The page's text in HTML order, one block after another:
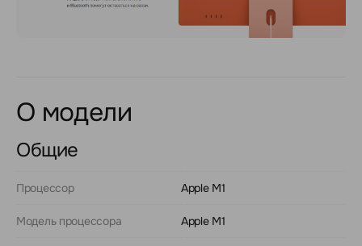
О модели
Общие
Процессор Apple M1
Модель процессора Apple M1